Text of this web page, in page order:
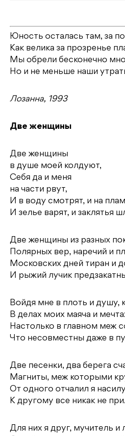
Юность осталась там, за
Как велика за прозренье
Мы обрели бесконечно
Но и не меньше наши
Лозанна, 1993
Две женщины
Две женщины
в душе моей колдуют,
Себя да и меня
на части рвут,
И в воду смотрят, и на
И зелье варят, и заклятья
Две женщины из разных
Полярных вер, наречий и
Московских дней тиран и
И рыжий лучик
Войдя мне в плоть и душу,
В делах моих маяча и
Настолько в главном меж
Что несовместны даже в
Две песенки, два берега
Магниты, меж которыми
От одного отчалил я
К другому все никак не
Для них я друг, мучитель